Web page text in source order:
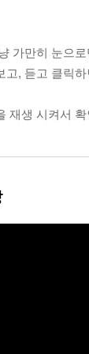
가만히 눈으
고, 듣고 클릭
재생 시켜서